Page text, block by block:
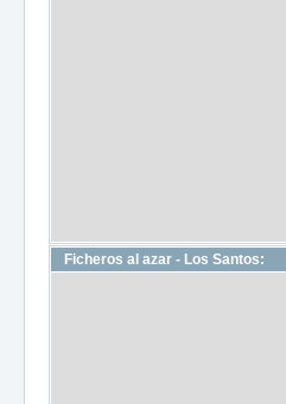
Ficheros al azar - Los Santos: